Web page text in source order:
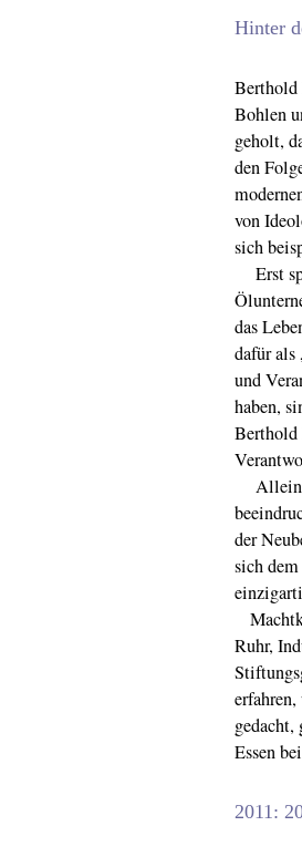
Hinter
Berthold
Bohlen
geholt,
den
von
sich
Erst
das
dafür als
und
haben,
Berthold
Allein
der
sich
Ruhr,
Essen
2011: